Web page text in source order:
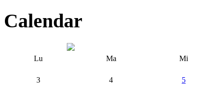
Calendar
Lu Ma Mi
3 4
5